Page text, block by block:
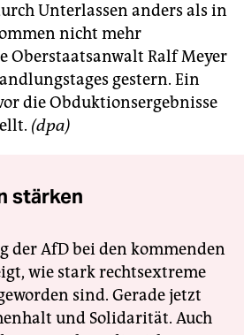
Unterlassen anders als in
nicht mehr
Oberstaatsanwalt Ralf Meyer
gestern. Ein
die Obduktionsergebnisse
(dpa)
stärken
der AfD bei den kommenden
wie stark rechtsextreme
sind. Gerade jetzt
und Solidarität. Auch